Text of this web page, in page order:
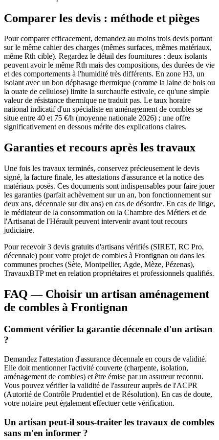
Comparer les devis : méthode et pièges
Pour comparer efficacement, demandez au moins trois devis portant
sur le même cahier des charges (mêmes surfaces, mêmes matériaux,
même Rth cible). Regardez le détail des fournitures : deux isolants
peuvent avoir le même Rth mais des compositions, des durées de vie
et des comportements à l'humidité très différents. En zone H3, un
isolant avec un bon déphasage thermique (comme la laine de bois ou
la ouate de cellulose) limite la surchauffe estivale, ce qu'une simple
valeur de résistance thermique ne traduit pas. Le taux horaire
national indicatif d'un spécialiste en aménagement de combles se
situe entre 40 et 75 €/h (moyenne nationale 2026) ; une offre
significativement en dessous mérite des explications claires.
Garanties et recours après les travaux
Une fois les travaux terminés, conservez précieusement le devis
signé, la facture finale, les attestations d'assurance et la notice des
matériaux posés. Ces documents sont indispensables pour faire jouer
les garanties (parfait achèvement sur un an, bon fonctionnement sur
deux ans, décennale sur dix ans) en cas de désordre. En cas de litige,
le médiateur de la consommation ou la Chambre des Métiers et de
l'Artisanat de l'Hérault peuvent intervenir avant tout recours
judiciaire.
Pour recevoir 3 devis gratuits d'artisans vérifiés (SIRET, RC Pro,
décennale) pour votre projet de combles à Frontignan ou dans les
communes proches (Sète, Montpellier, Agde, Mèze, Pézenas),
TravauxBTP met en relation propriétaires et professionnels qualifiés.
FAQ — Choisir un artisan aménagement
de combles à Frontignan
Comment vérifier la garantie décennale d'un artisan
?
Demandez l'attestation d'assurance décennale en cours de validité.
Elle doit mentionner l'activité couverte (charpente, isolation,
aménagement de combles) et être émise par un assureur reconnu.
Vous pouvez vérifier la validité de l'assureur auprès de l'ACPR
(Autorité de Contrôle Prudentiel et de Résolution). En cas de doute,
votre notaire peut également effectuer cette vérification.
Un artisan peut-il sous-traiter les travaux de combles
sans m'en informer ?